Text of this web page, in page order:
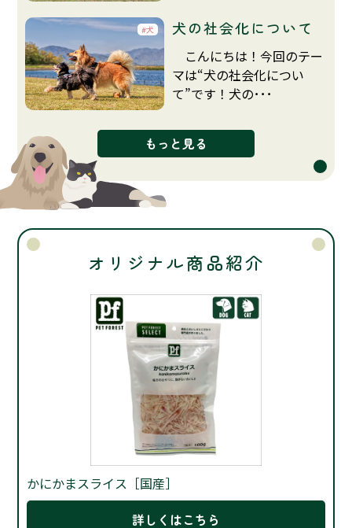
犬 犬の社会化について
こんにちは！今回のテー
マは“犬の社会化につい
て”です！犬の･･･
もっと見る
オリジナル商品紹介
かにかまスライス［国産］
詳しくはこちら